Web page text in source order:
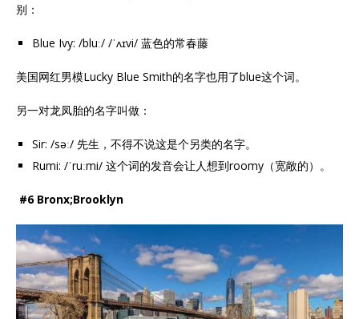
别：
Blue Ivy: /bluː/ /ˈʌɪvi/ 蓝色的常春藤
美国网红男模Lucky Blue Smith的名字也用了blue这个词。
另一对龙凤胎的名字叫做：
Sir: /səː/ 先生，不得不说这是个另类的名字。
Rumi: /ˈruːmi/ 这个词的发音会让人想到roomy（宽敞的）。
#6 Bronx;Brooklyn